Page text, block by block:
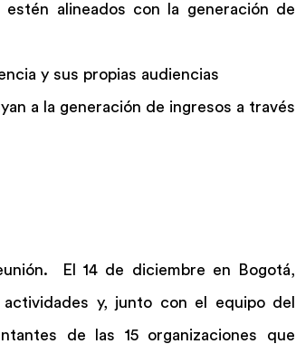
alineados con la generación de
y sus propias audiencias
a la generación de ingresos a través
El 14 de diciembre en Bogotá,
y, junto con el equipo del
de las 15 organizaciones que